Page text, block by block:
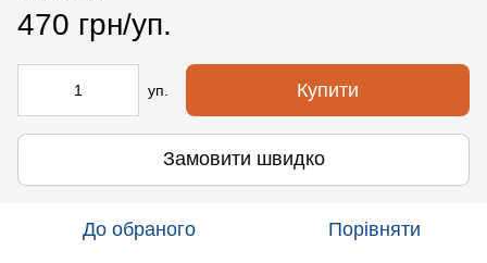
470 грн/уп.
уп. Купити
Замовити швидко
До обраного Порівняти